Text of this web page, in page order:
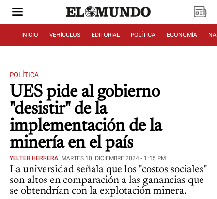
INICIO VEHÍCULOS EDITORIAL POLÍTICA ECONOMÍA
POLÍTICA
UES pide al gobierno
"desistir" de la
implementación de la
minería en el país
YELTER HERRERA MARTES 10, DICIEMBRE 2024 - 1:15 PM
La universidad señala que los "costos sociales"
son altos en comparación a las ganancias que
se obtendrían con la explotación minera.